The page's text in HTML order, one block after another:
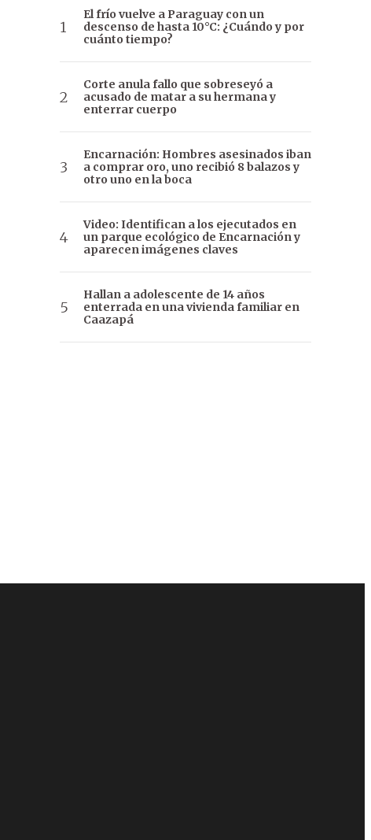
El frío vuelve a Paraguay con un
descenso de hasta 10°C: ¿Cuándo y por
cuánto tiempo?
Corte anula fallo que sobreseyó a
acusado de matar a su hermana y
enterrar cuerpo
Encarnación: Hombres asesinados iban
a comprar oro, uno recibió 8 balazos y
otro uno en la boca
Video: Identifican a los ejecutados en
un parque ecológico de Encarnación y
aparecen imágenes claves
Hallan a adolescente de 14 años
enterrada en una vivienda familiar en
Caazapá